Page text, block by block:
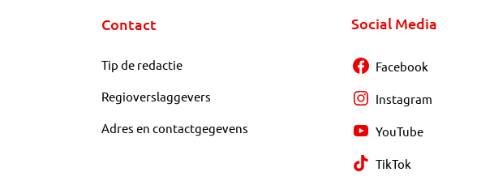
Contact
Tip de redactie
Regioverslaggevers
Adres en contactgegevens
Social Media
Facebook
Instagram
YouTube
TikTok